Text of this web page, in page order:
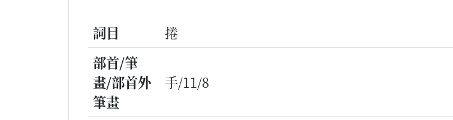
詞目
捲
部首/筆
畫/部首外
筆畫
手/11/8